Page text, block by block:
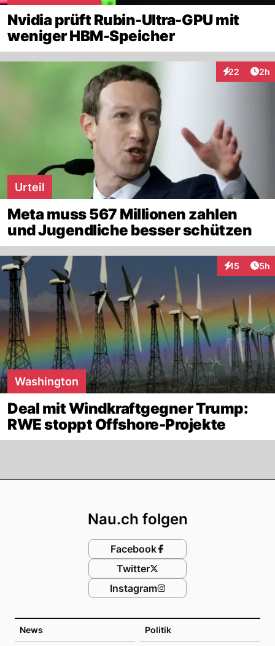
Nvidia prüft Rubin-Ultra-GPU mit
weniger HBM-Speicher
22
Interaktionen
2h
Urteil
Meta muss 567 Millionen zahlen
und Jugendliche besser schützen
15
Interaktionen
5h
Washington
Deal mit Windkraftgegner Trump:
RWE stoppt Offshore-Projekte
News Politik
Nau.ch folgen
Facebook
Twitter
Instagram